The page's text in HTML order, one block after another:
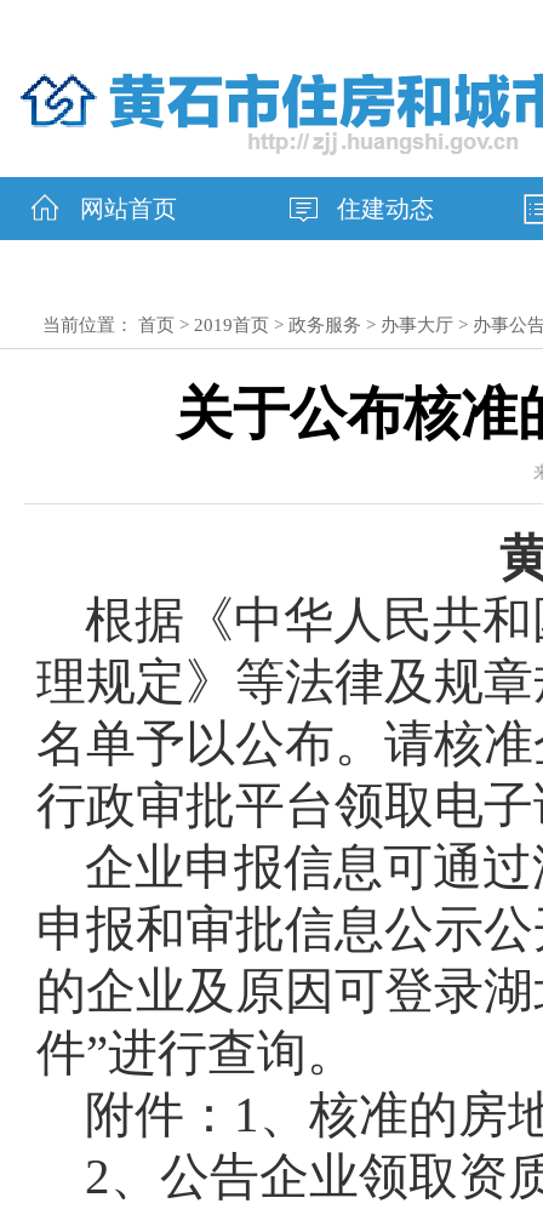
网站首页 住建动态
当前位置： 首页 > 2019首页 > 政务服务 > 办事大厅 > 办事公
关于公布核准
根据《中华人民共
理规定》等法律及规
名单予以公布。请核
行政审批平台领取电
企业申报信息可通
申报和审批信息公示
的企业及原因可登录
件”进行查询。
附件：1、核准的房
2、公告企业领取资